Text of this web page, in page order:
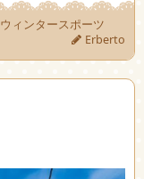
ウィンタースポーツ
Erberto